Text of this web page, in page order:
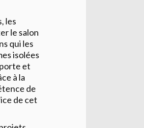
les
le salon
qui les
isolées
et
à la
de
de cet